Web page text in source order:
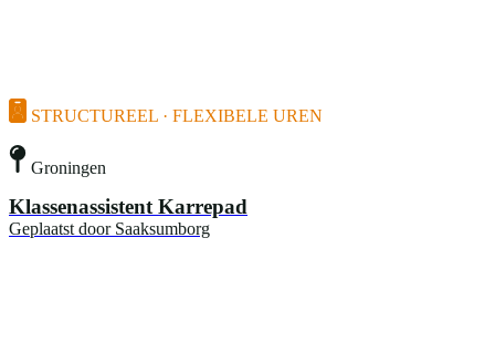
STRUCTUREEL · FLEXIBELE UREN
Groningen
Klassenassistent Karrepad
Geplaatst door Saaksumborg